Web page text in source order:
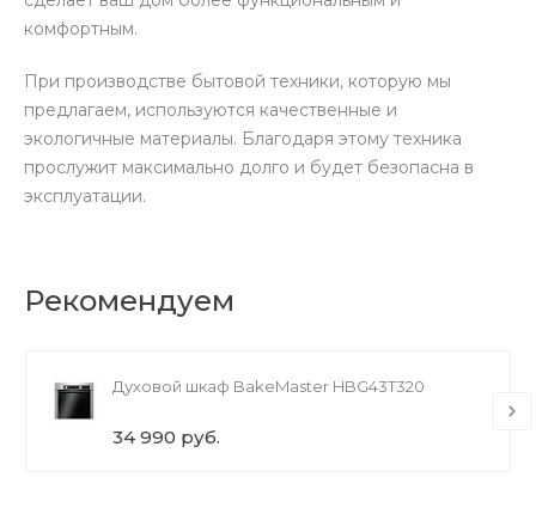
комфортным.
При производстве бытовой техники, которую мы
предлагаем, используются качественные и
экологичные материалы. Благодаря этому техника
прослужит максимально долго и будет безопасна в
эксплуатации.
Рекомендуем
Духовой шкаф BakeMaster HBG43T320
34 990 руб.